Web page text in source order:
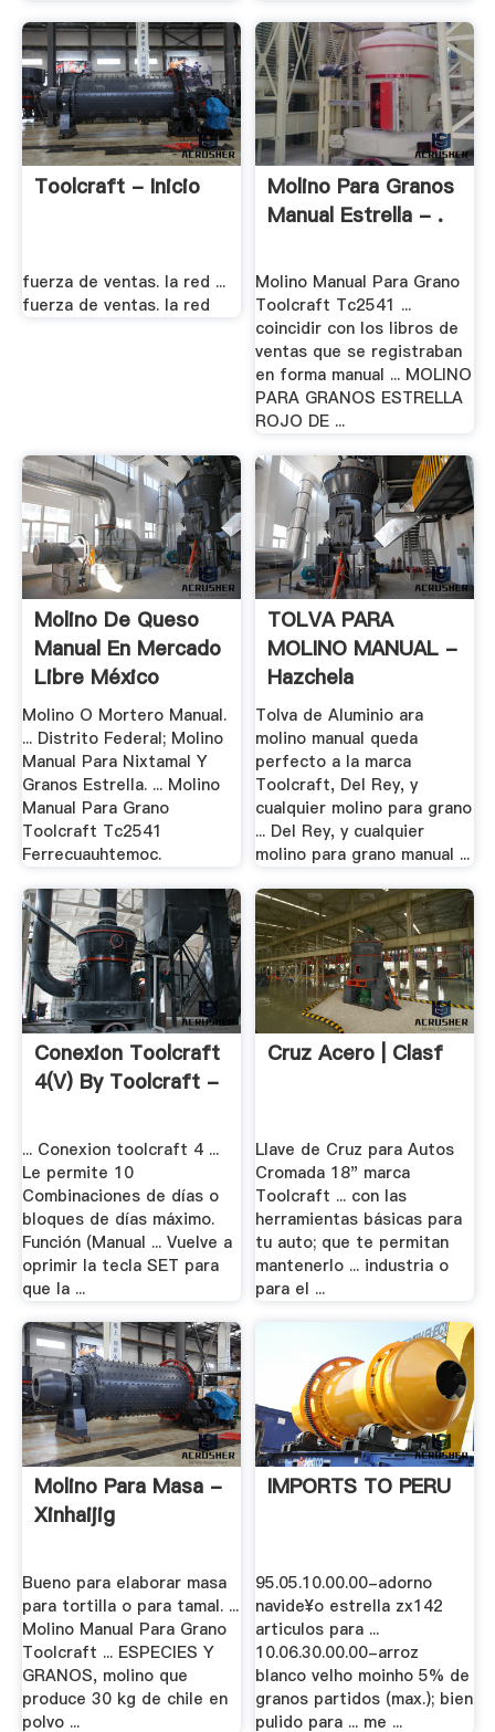
Toolcraft - Inicio
fuerza de ventas. la red ...
fuerza de ventas. la red
Molino Para Granos
Manual Estrella - .
Molino Manual Para Grano
Toolcraft Tc2541 ...
coincidir con los libros de
ventas que se registraban
en forma manual ... MOLINO
PARA GRANOS ESTRELLA
ROJO DE ...
Molino De Queso
Manual En Mercado
Libre México
Molino O Mortero Manual.
... Distrito Federal; Molino
Manual Para Nixtamal Y
Granos Estrella. ... Molino
Manual Para Grano
Toolcraft Tc2541
Ferrecuauhtemoc.
TOLVA PARA
MOLINO MANUAL -
Hazchela
Tolva de Aluminio ara
molino manual queda
perfecto a la marca
Toolcraft, Del Rey, y
cualquier molino para grano
... Del Rey, y cualquier
molino para grano manual ...
Conexion Toolcraft
4(v) By Toolcraft -
... Conexion toolcraft 4 ...
Le permite 10
Combinaciones de días o
bloques de días máximo.
Función (Manual ... Vuelve a
oprimir la tecla SET para
que la ...
Cruz Acero | Clasf
Llave de Cruz para Autos
Cromada 18" marca
Toolcraft ... con las
herramientas básicas para
tu auto; que te permitan
mantenerlo ... industria o
para el ...
Molino Para Masa -
Xinhaijig
Bueno para elaborar masa
para tortilla o para tamal. ...
Molino Manual Para Grano
Toolcraft ... ESPECIES Y
GRANOS, molino que
produce 30 kg de chile en
polvo ...
IMPORTS TO PERU
95.05.10.00.00-adorno
navide¥o estrella zx142
articulos para ...
10.06.30.00.00-arroz
blanco velho moinho 5% de
granos partidos (max.); bien
pulido para ... me ...